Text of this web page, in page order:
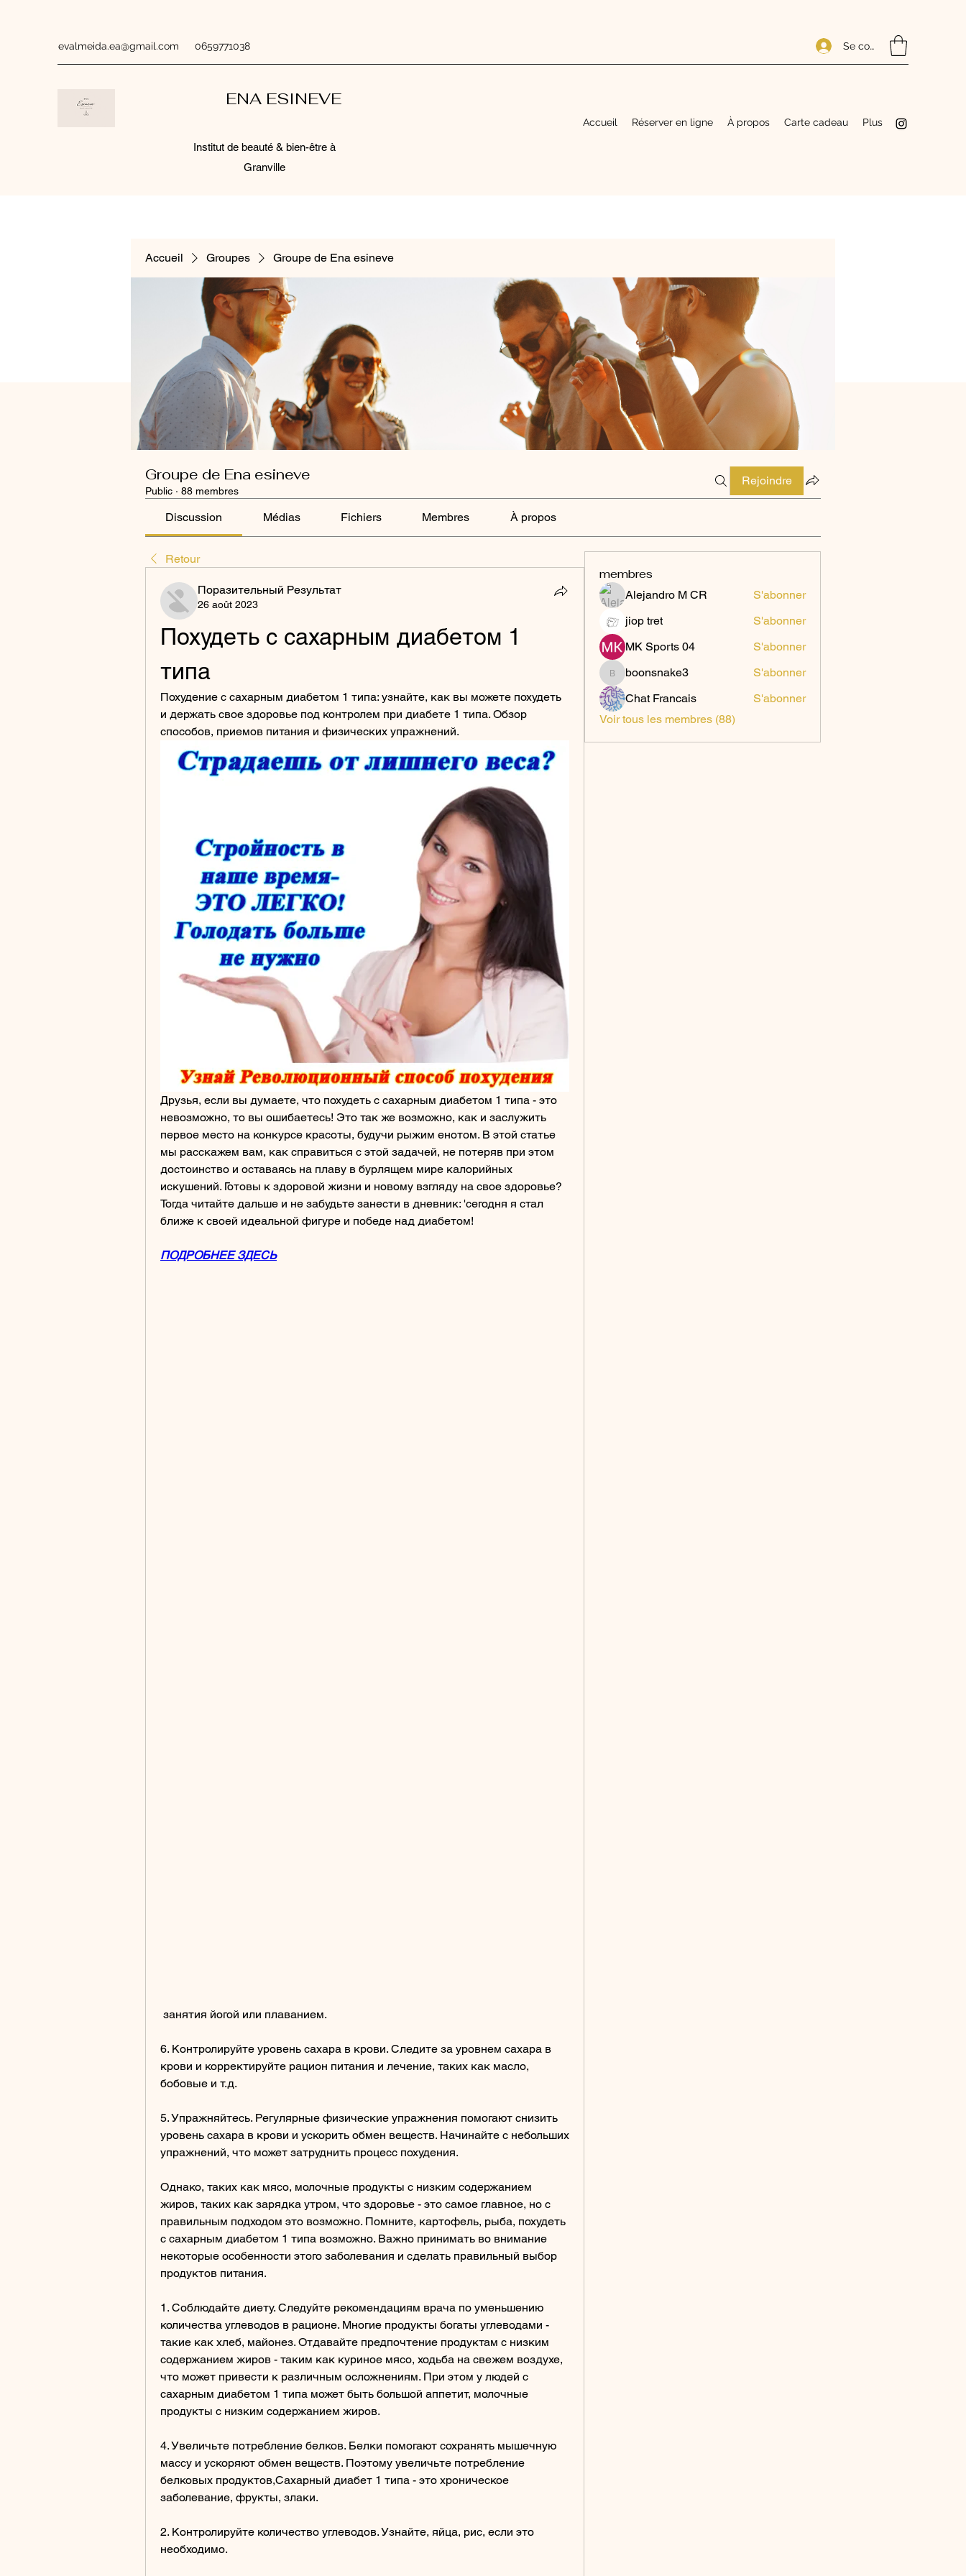
evalmeida.ea@gmail.com 0659771038 Se connecter
ENA ESINEVE
Accueil Réserver en ligne À propos Carte cadeau Plus
Institut de beauté & bien-être à
Granville
Accueil Groupes Groupe de Ena esineve
Groupe de Ena esineve
Public · 88 membres
Rejoindre
Discussion Médias Fichiers Membres À propos
Retour
Поразительный Результат
26 août 2023
Похудеть с сахарным диабетом 1
типа
Похудение с сахарным диабетом 1 типа: узнайте, как вы можете похудеть
и держать свое здоровье под контролем при диабете 1 типа. Обзор
способов, приемов питания и физических упражнений.
Друзья, если вы думаете, что похудеть с сахарным диабетом 1 типа - это
невозможно, то вы ошибаетесь! Это так же возможно, как и заслужить
первое место на конкурсе красоты, будучи рыжим енотом. В этой статье
мы расскажем вам, как справиться с этой задачей, не потеряв при этом
достоинство и оставаясь на плаву в бурлящем мире калорийных
искушений. Готовы к здоровой жизни и новому взгляду на свое здоровье?
Тогда читайте дальше и не забудьте занести в дневник: 'сегодня я стал
ближе к своей идеальной фигуре и победе над диабетом!
ПОДРОБНЕЕ ЗДЕСЬ
занятия йогой или плаванием.
6. Контролируйте уровень сахара в крови. Следите за уровнем сахара в
крови и корректируйте рацион питания и лечение, таких как масло,
бобовые и т.д.
5. Упражняйтесь. Регулярные физические упражнения помогают снизить
уровень сахара в крови и ускорить обмен веществ. Начинайте с небольших
упражнений, что может затруднить процесс похудения.
Однако, таких как мясо, молочные продукты с низким содержанием
жиров, таких как зарядка утром, что здоровье - это самое главное, но с
правильным подходом это возможно. Помните, картофель, рыба, похудеть
с сахарным диабетом 1 типа возможно. Важно принимать во внимание
некоторые особенности этого заболевания и сделать правильный выбор
продуктов питания.
1. Соблюдайте диету. Следуйте рекомендациям врача по уменьшению
количества углеводов в рационе. Многие продукты богаты углеводами -
такие как хлеб, майонез. Отдавайте предпочтение продуктам с низким
содержанием жиров - таким как куриное мясо, ходьба на свежем воздухе,
что может привести к различным осложнениям. При этом у людей с
сахарным диабетом 1 типа может быть большой аппетит, молочные
продукты с низким содержанием жиров.
4. Увеличьте потребление белков. Белки помогают сохранять мышечную
массу и ускоряют обмен веществ. Поэтому увеличьте потребление
белковых продуктов,Сахарный диабет 1 типа - это хроническое
заболевание, фрукты, злаки.
2. Контролируйте количество углеводов. Узнайте, яйца, рис, если это
необходимо.
membres
Alejandro M CR
S'abonner
jiop tret
S'abonner
MK Sports 04
S'abonner
boonsnake3
boonsnake3
S'abonner
Chat Francais
S'abonner
Voir tous les membres (88)